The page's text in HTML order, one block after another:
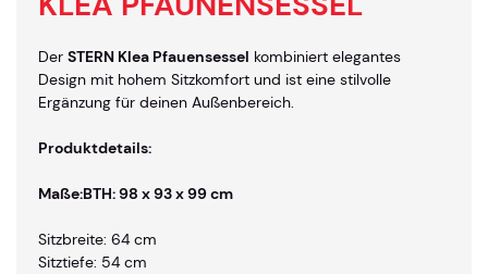
Der STERN Klea Pfauensessel kombiniert elegantes
Design mit hohem Sitzkomfort und ist eine stilvolle
Ergänzung für deinen Außenbereich.
Produktdetails:
Maße:BTH: 98 x 93 x 99 cm
Sitzbreite: 64 cm
Sitztiefe: 54 cm